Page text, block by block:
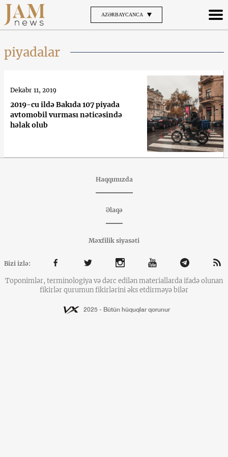
AZƏRBAYCANCA
piyadalar
2019-cu ildə Bakıda 107 piyada
avtomobil vurması nəticəsində
həlak olub
Dekabr 11, 2019
Haqqımızda
Əlaqə
Məxfilik siyasəti
Bizi izlə:
Toponimlər, terminologiya və dərc edilən materiallarda ifadə olunan
fikirlər qurumun fikirlərini əks etdirməyə bilər
2025 - Bütün hüquqlar qorunur